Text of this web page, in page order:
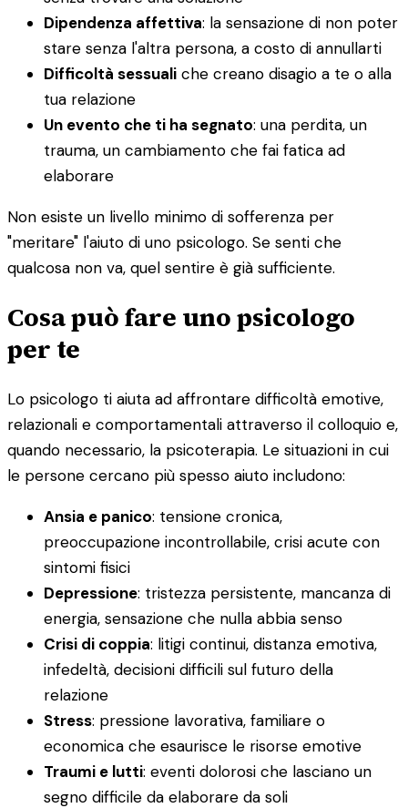
Dipendenza affettiva: la sensazione di non poter
stare senza l'altra persona, a costo di annullarti
Difficoltà sessuali che creano disagio a te o alla
tua relazione
Un evento che ti ha segnato: una perdita, un
trauma, un cambiamento che fai fatica ad
elaborare
Non esiste un livello minimo di sofferenza per
"meritare" l'aiuto di uno psicologo. Se senti che
qualcosa non va, quel sentire è già sufficiente.
Cosa può fare uno psicologo
per te
Lo psicologo ti aiuta ad affrontare difficoltà emotive,
relazionali e comportamentali attraverso il colloquio e,
quando necessario, la psicoterapia. Le situazioni in cui
le persone cercano più spesso aiuto includono:
Ansia e panico: tensione cronica,
preoccupazione incontrollabile, crisi acute con
sintomi fisici
Depressione: tristezza persistente, mancanza di
energia, sensazione che nulla abbia senso
Crisi di coppia: litigi continui, distanza emotiva,
infedeltà, decisioni difficili sul futuro della
relazione
Stress: pressione lavorativa, familiare o
economica che esaurisce le risorse emotive
Traumi e lutti: eventi dolorosi che lasciano un
segno difficile da elaborare da soli